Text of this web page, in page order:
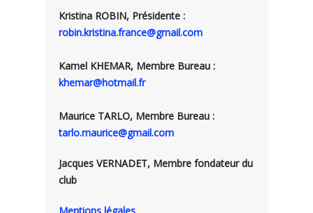
Kristina ROBIN, Présidente :
robin.kristina.france@gmail.com
Kamel KHEMAR, Membre Bureau :
khemar@hotmail.fr
Maurice TARLO, Membre Bureau :
tarlo.maurice@gmail.com
Jacques VERNADET, Membre fondateur du
club